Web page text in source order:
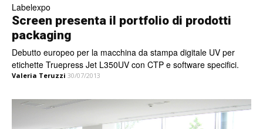
Labelexpo
Screen presenta il portfolio di prodotti
packaging
Debutto europeo per la macchina da stampa digitale UV per
etichette Truepress Jet L350UV con CTP e software specifici.
Valeria Teruzzi 30/07/2013